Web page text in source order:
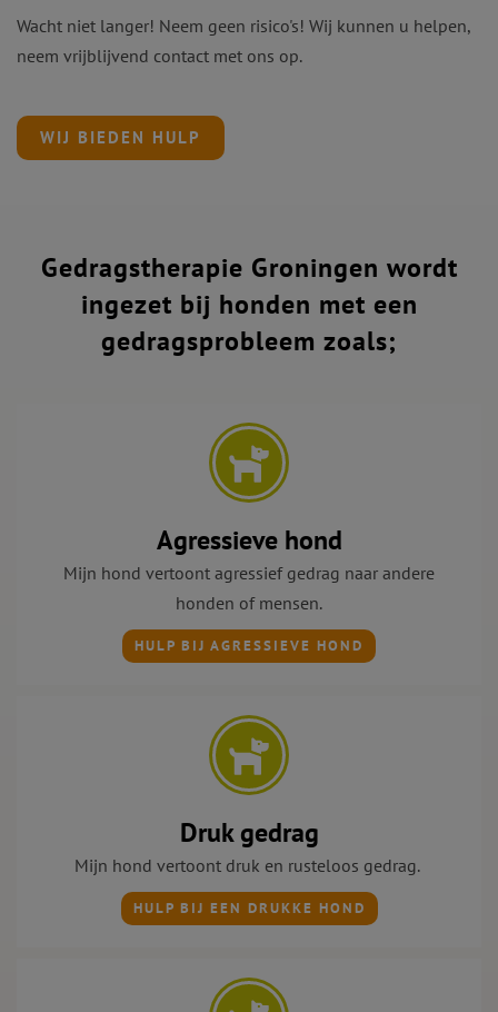
Wacht niet langer! Neem geen risico's! Wij kunnen u helpen,
neem vrijblijvend contact met ons op.
WIJ BIEDEN HULP
Gedragstherapie Groningen wordt
ingezet bij honden met een
gedragsprobleem zoals;
Agressieve hond
Mijn hond vertoont agressief gedrag naar andere
honden of mensen.
HULP BIJ AGRESSIEVE HOND
Druk gedrag
Mijn hond vertoont druk en rusteloos gedrag.
HULP BIJ EEN DRUKKE HOND